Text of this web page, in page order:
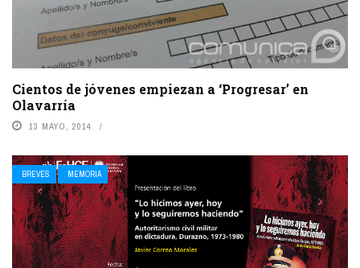
Cientos de jóvenes empiezan a ‘Progresar’ en
Olavarría
13 MAYO, 2014
BREVES MEMORIA